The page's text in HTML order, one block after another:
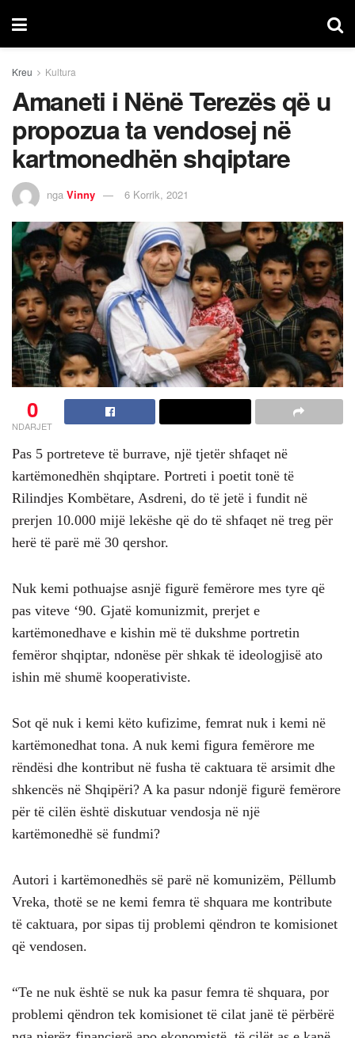
Kreu Kultura
Amaneti i Nënë Terezës që u
propozua ta vendosej në
kartmonedhën shqiptare
nga Vinny 6 Korrik, 2021
0
NDARJET
Pas 5 portreteve të burrave, një tjetër shfaqet në
kartëmonedhën shqiptare. Portreti i poetit tonë të
Rilindjes Kombëtare, Asdreni, do të jetë i fundit në
prerjen 10.000 mijë lekëshe që do të shfaqet në treg për
herë të parë më 30 qershor.
Nuk kemi pothuajse asnjë figurë femërore mes tyre që
pas viteve ‘90. Gjatë komunizmit, prerjet e
kartëmonedhave e kishin më të dukshme portretin
femëror shqiptar, ndonëse për shkak të ideologjisë ato
ishin më shumë kooperativiste.
Sot që nuk i kemi këto kufizime, femrat nuk i kemi në
kartëmonedhat tona. A nuk kemi figura femërore me
rëndësi dhe kontribut në fusha të caktuara të arsimit dhe
shkencës në Shqipëri? A ka pasur ndonjë figurë femërore
për të cilën është diskutuar vendosja në një
kartëmonedhë së fundmi?
Autori i kartëmonedhës së parë në komunizëm, Pëllumb
Vreka, thotë se ne kemi femra të shquara me kontribute
të caktuara, por sipas tij problemi qëndron te komisionet
që vendosen.
“Te ne nuk është se nuk ka pasur femra të shquara, por
problemi qëndron tek komisionet të cilat janë të përbërë